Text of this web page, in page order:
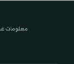
معلومات